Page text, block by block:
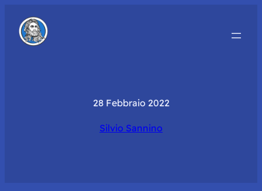
28 Febbraio 2022
Silvio Sannino